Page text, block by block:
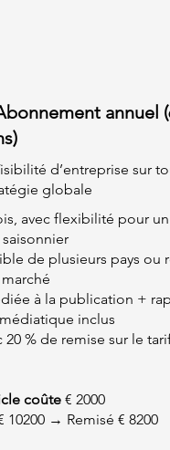
annuel
d’entreprise sur
globale
avec flexibilité pour
de plusieurs pays ou
à la publication +
inclus
20 % de remise sur le
coûte € 2000
10200 → Remisé € 8200